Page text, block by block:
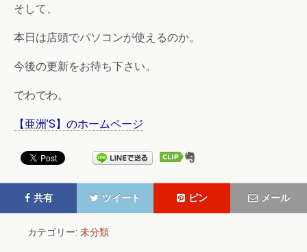
そして、
本日は店頭でパソコンが使えるのか。
今後の更新をお待ち下さい。
でわでわ。
【亜洲’S】のホームページ
共有 ツイート ピン メール
カテゴリー: 未分類